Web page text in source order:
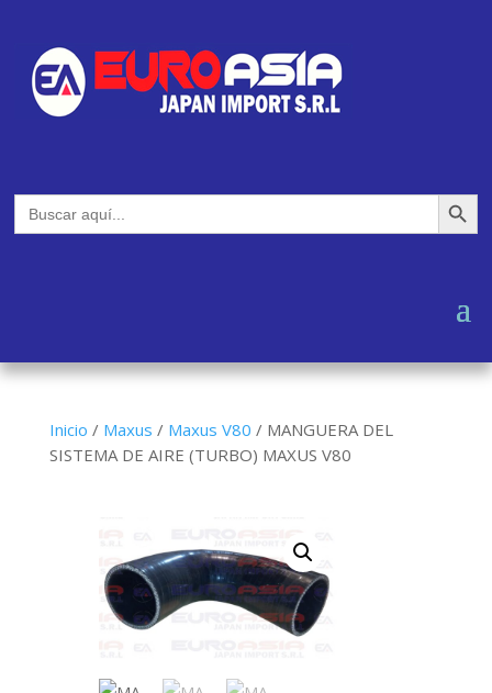
Buscar: Botón de
Inicio / Maxus / Maxus V80 / MANGUERA DEL
SISTEMA DE AIRE (TURBO) MAXUS V80